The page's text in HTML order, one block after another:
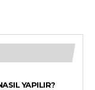
YAPILIR?